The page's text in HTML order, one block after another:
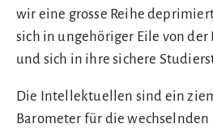
wir eine grosse Reihe
sich in ungehöriger Eile von
und sich in ihre sichere
Die Intellektuellen sind ein
Barometer für die